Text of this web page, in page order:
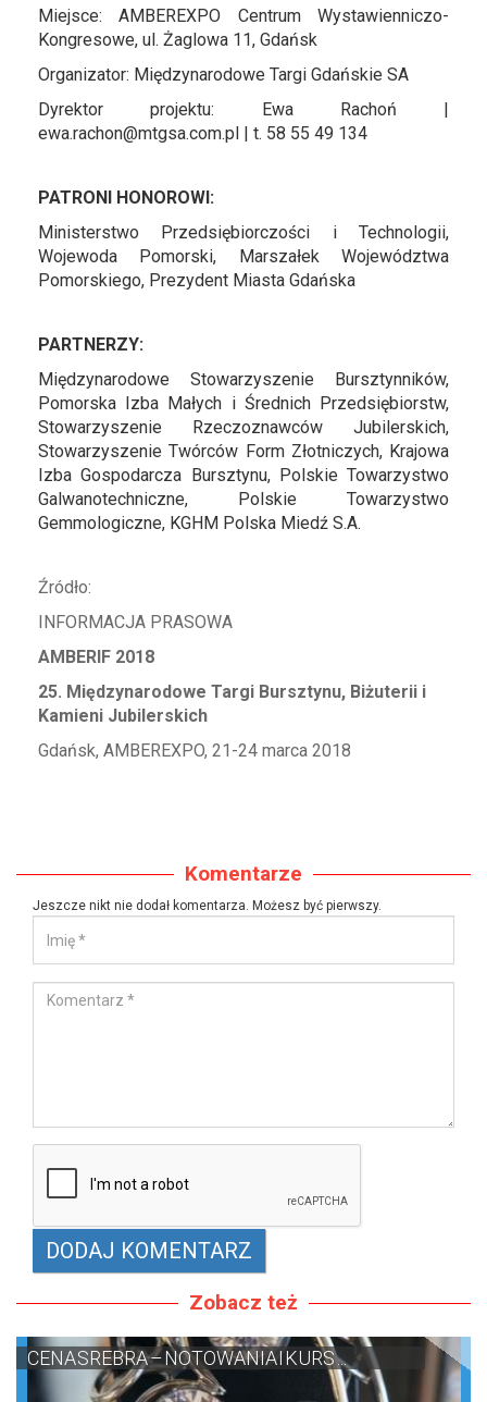
Miejsce: AMBEREXPO Centrum Wystawienniczo-
Kongresowe, ul. Żaglowa 11, Gdańsk
Organizator: Międzynarodowe Targi Gdańskie SA
Dyrektor projektu: Ewa Rachoń |
ewa.rachon@mtgsa.com.pl | t. 58 55 49 134
PATRONI HONOROWI:
Ministerstwo Przedsiębiorczości i Technologii,
Wojewoda Pomorski, Marszałek Województwa
Pomorskiego, Prezydent Miasta Gdańska
PARTNERZY:
Międzynarodowe Stowarzyszenie Bursztynników,
Pomorska Izba Małych i Średnich Przedsiębiorstw,
Stowarzyszenie Rzeczoznawców Jubilerskich,
Stowarzyszenie Twórców Form Złotniczych, Krajowa
Izba Gospodarcza Bursztynu, Polskie Towarzystwo
Galwanotechniczne, Polskie Towarzystwo
Gemmologiczne, KGHM Polska Miedź S.A.
Źródło:
INFORMACJA PRASOWA
AMBERIF 2018
25. Międzynarodowe Targi Bursztynu, Biżuterii i
Kamieni Jubilerskich
Gdańsk, AMBEREXPO, 21-24 marca 2018
Komentarze
Jeszcze nikt nie dodał komentarza. Możesz być pierwszy.
Zobacz też
CENA SREBRA – NOTOWANIA I KURS ...